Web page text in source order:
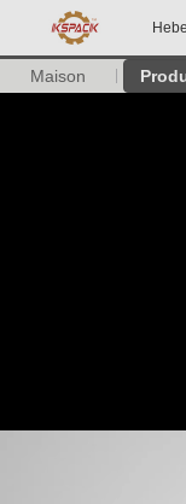
Maison